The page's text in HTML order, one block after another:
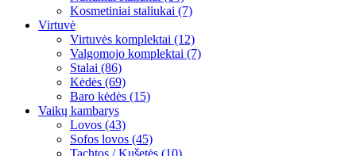
Kosmetiniai staliukai (7)
Virtuvė
Virtuvės komplektai (12)
Valgomojo komplektai (7)
Stalai (86)
Kėdės (69)
Baro kėdės (15)
Vaikų kambarys
Lovos (43)
Sofos lovos (45)
Tachtos / Kušetės (10)